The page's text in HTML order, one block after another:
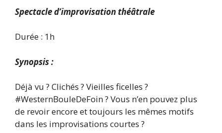
Spectacle d’improvisation théâtrale
Durée : 1h
Synopsis :
Déjà vu ? Clichés ? Vieilles ficelles ?
#WesternBouleDeFoin ? Vous n’en pouvez plus
de revoir encore et toujours les mêmes motifs
dans les improvisations courtes ?